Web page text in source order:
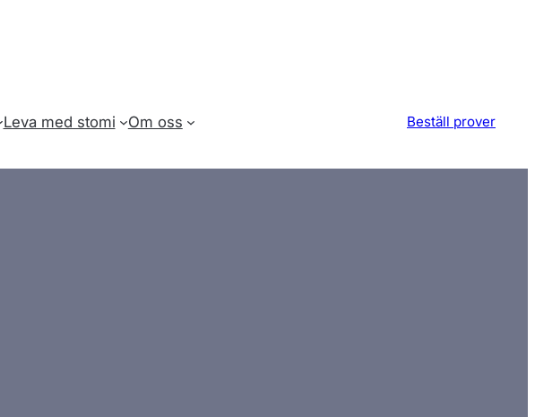
Leva med stomi Om oss Beställ prover